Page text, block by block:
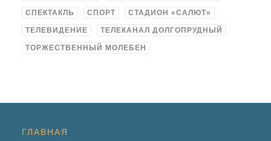
СПЕКТАКЛЬ СПОРТ СТАДИОН «САЛЮТ»
ТЕЛЕВИДЕНИЕ ТЕЛЕКАНАЛ ДОЛГОПРУДНЫЙ
ТОРЖЕСТВЕННЫЙ МОЛЕБЕН
ГЛАВНАЯ